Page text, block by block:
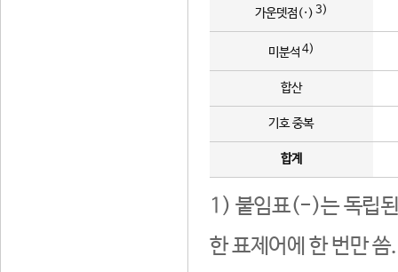
가운뎃점(·) 3)
미분석 4)
합산
기호 중복
합계
1) 붙임표(-)는 독립된
한 표제어에 한 번만